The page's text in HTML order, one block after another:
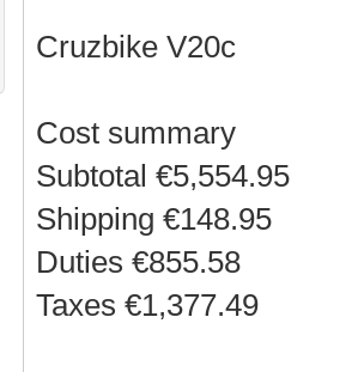
Cruzbike V20c
Cost summary
Subtotal €5,554.95
Shipping €148.95
Duties €855.58
Taxes €1,377.49